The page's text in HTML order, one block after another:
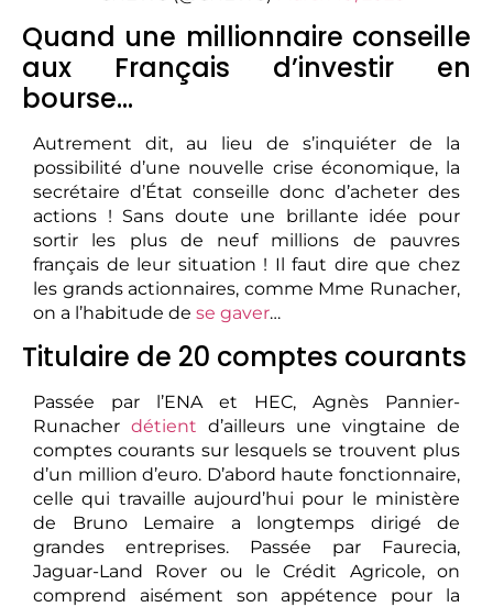
Quand une millionnaire conseille
aux Français d’investir en
bourse…
Autrement dit, au lieu de s’inquiéter de la
possibilité d’une nouvelle crise économique, la
secrétaire d’État conseille donc d’acheter des
actions ! Sans doute une brillante idée pour
sortir les plus de neuf millions de pauvres
français de leur situation ! Il faut dire que chez
les grands actionnaires, comme Mme Runacher,
on a l’habitude de se gaver…
Titulaire de 20 comptes courants
Passée par l’ENA et HEC, Agnès Pannier-
Runacher détient d’ailleurs une vingtaine de
comptes courants sur lesquels se trouvent plus
d’un million d’euro. D’abord haute fonctionnaire,
celle qui travaille aujourd’hui pour le ministère
de Bruno Lemaire a longtemps dirigé de
grandes entreprises. Passée par Faurecia,
Jaguar-Land Rover ou le Crédit Agricole, on
comprend aisément son appétence pour la